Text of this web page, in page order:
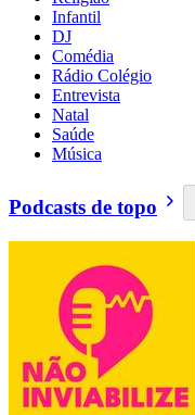
Infantil
DJ
Comédia
Rádio Colégio
Entrevista
Natal
Saúde
Música
Podcasts de topo